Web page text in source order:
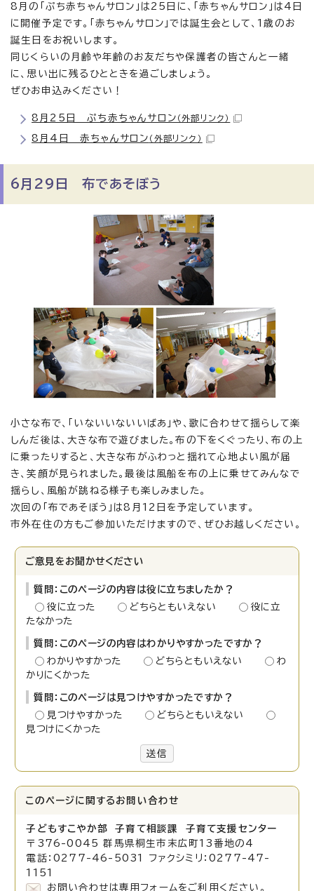
8月の「ぷち赤ちゃんサロン」は25日に、「赤ちゃんサロン」は4日
に開催予定です。「赤ちゃんサロン」では誕生会として、1歳のお
誕生日をお祝いします。
同じくらいの月齢や年齢のお友だちや保護者の皆さんと一緒
に、思い出に残るひとときを過ごしましょう。
ぜひお申込みください！
8月25日 ぷち赤ちゃんサロン （外部リンク）
8月4日 赤ちゃんサロン （外部リンク）
6月29日 布であそぼう
小さな布で、「いないいないいばあ」や、歌に合わせて揺らして楽
しんだ後は、大きな布で遊びました。布の下をくぐったり、布の上
に乗ったりすると、大きな布がふわっと揺れて心地よい風が届
き、笑顔が見られました。最後は風船を布の上に乗せてみんなで
揺らし、風船が跳ねる様子も楽しみました。
次回の「布であそぼう」は8月12日を予定しています。
市外在住の方もご参加いただけますので、ぜひお越しください。
ご意見をお聞かせください
質問：このページの内容は役に立ちましたか？
役に立った
どちらともいえない
役に立
たなかった
質問：このページの内容はわかりやすかったですか？
わかりやすかった
どちらともいえない
わ
かりにくかった
質問：このページは見つけやすかったですか？
見つけやすかった
どちらともいえない
見つけにくかった
送信
このページに関する お問い合わせ
子どもすこやか部 子育て相談課 子育て支援センター
〒376-0045 群馬県桐生市末広町13番地の4
電話：0277-46-5031 ファクシミリ：0277-47-
1151
お問い合わせは専用フォームをご利用ください。